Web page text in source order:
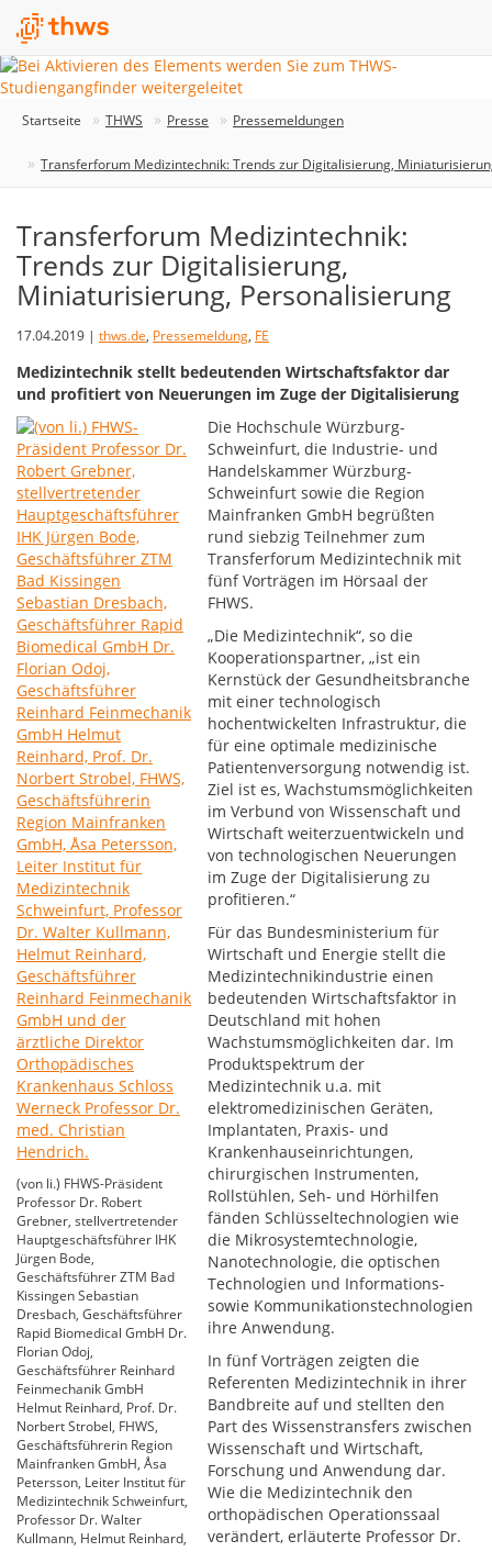
Startseite THWS Presse Pressemeldungen
Transferforum Medizintechnik: Trends zur Digitalisierung,
Transferforum Medizintechnik:
Trends zur Digitalisierung,
Miniaturisierung, Personalisierung
17.04.2019 | thws.de, Pressemeldung, FE
Medizintechnik stellt bedeutenden Wirtschaftsfaktor dar
und profitiert von Neuerungen im Zuge der Digitalisierung
(von li.) FHWS-Präsident
Professor Dr. Robert
Grebner, stellvertretender
Hauptgeschäftsführer IHK
Jürgen Bode,
Geschäftsführer ZTM Bad
Kissingen Sebastian
Dresbach, Geschäftsführer
Rapid Biomedical GmbH Dr.
Florian Odoj,
Geschäftsführer Reinhard
Feinmechanik GmbH
Helmut Reinhard, Prof. Dr.
Norbert Strobel, FHWS,
Geschäftsführerin Region
Mainfranken GmbH, Åsa
Petersson, Leiter Institut für
Medizintechnik Schweinfurt,
Professor Dr. Walter
Kullmann, Helmut Reinhard,
Die Hochschule Würzburg-
Schweinfurt, die Industrie- und
Handelskammer Würzburg-
Schweinfurt sowie die Region
Mainfranken GmbH begrüßten
rund siebzig Teilnehmer zum
Transferforum Medizintechnik mit
fünf Vorträgen im Hörsaal der
FHWS.
„Die Medizintechnik“, so die
Kooperationspartner, „ist ein
Kernstück der Gesundheitsbranche
mit einer technologisch
hochentwickelten Infrastruktur, die
für eine optimale medizinische
Patientenversorgung notwendig ist.
Ziel ist es, Wachstumsmöglichkeiten
im Verbund von Wissenschaft und
Wirtschaft weiterzuentwickeln und
von technologischen Neuerungen
im Zuge der Digitalisierung zu
profitieren.“
Für das Bundesministerium für
Wirtschaft und Energie stellt die
Medizintechnikindustrie einen
bedeutenden Wirtschaftsfaktor in
Deutschland mit hohen
Wachstumsmöglichkeiten dar. Im
Produktspektrum der
Medizintechnik u.a. mit
elektromedizinischen Geräten,
Implantaten, Praxis- und
Krankenhauseinrichtungen,
chirurgischen Instrumenten,
Rollstühlen, Seh- und Hörhilfen
fänden Schlüsseltechnologien wie
die Mikrosystemtechnologie,
Nanotechnologie, die optischen
Technologien und Informations-
sowie Kommunikationstechnologien
ihre Anwendung.
In fünf Vorträgen zeigten die
Referenten Medizintechnik in ihrer
Bandbreite auf und stellten den
Part des Wissenstransfers zwischen
Wissenschaft und Wirtschaft,
Forschung und Anwendung dar.
Wie die Medizintechnik den
orthopädischen Operationssaal
verändert, erläuterte Professor Dr.